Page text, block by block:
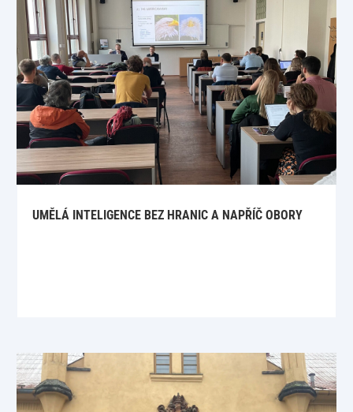
UMĚLÁ INTELIGENCE BEZ HRANIC A NAPŘÍČ OBORY